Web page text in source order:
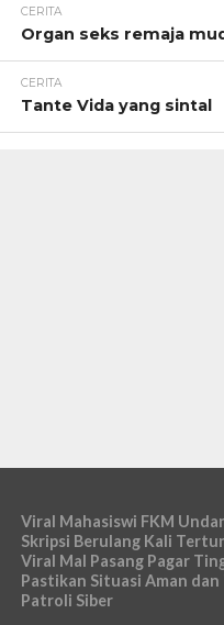
CERITA
Organ seks remaja
CERITA
Tante Vida yang sintal
Viral Mahasiswi FKM
Skripsi Berulang Kali
Viral Mal Pasang Pagar
Pastikan Situasi Aman
Patroli Siber